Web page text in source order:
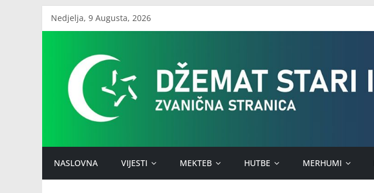
SkipNedjelja, 9 Augusta, 2026
Džemat
Stari
Ilijaš
NASLOVNA VIJESTI MEKTEB HUTBE MERHUMI